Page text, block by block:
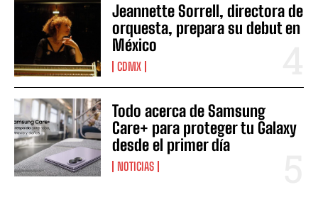
Jeannette Sorrell, directora de
orquesta, prepara su debut en
México
CDMX
Todo acerca de Samsung
Care+ para proteger tu Galaxy
desde el primer día
NOTICIAS